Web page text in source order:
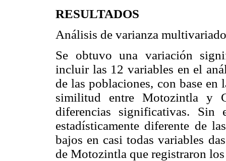
RESULTADOS
Análisis de varianza multivariado
Se obtuvo una variación
incluir las 12 variables en el
de las poblaciones, con base en
similitud entre Motozintla y
diferencias significativas.
estadísticamente diferente de
bajos en casi todas variables
de Motozintla que registraron